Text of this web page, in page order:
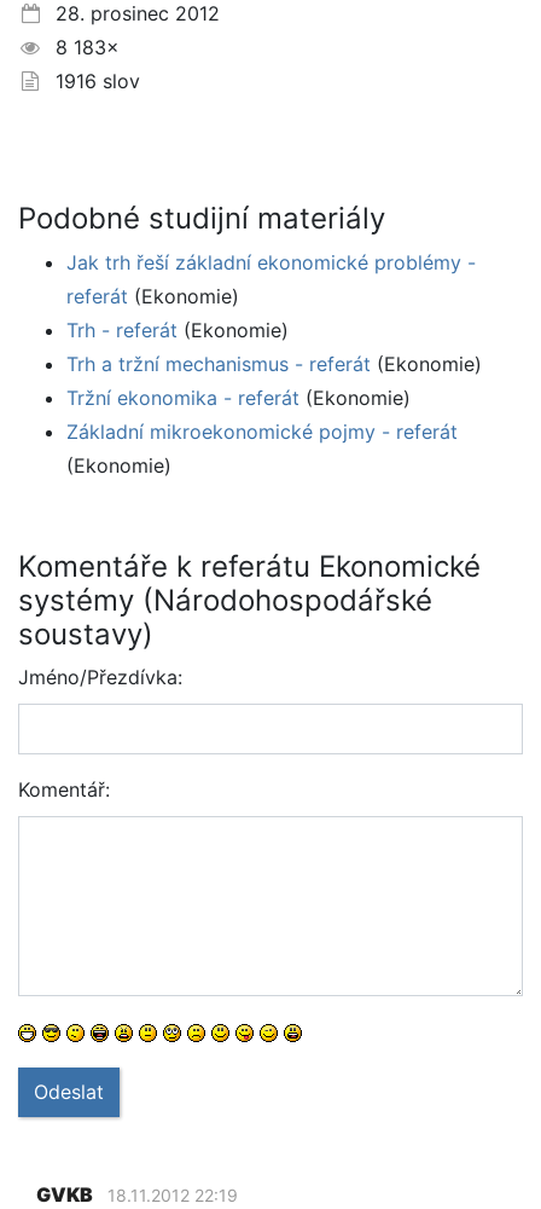
28. prosinec 2012
8 183×
1916 slov
Podobné studijní materiály
Jak trh řeší základní ekonomické problémy -
referát (Ekonomie)
Trh - referát (Ekonomie)
Trh a tržní mechanismus - referát (Ekonomie)
Tržní ekonomika - referát (Ekonomie)
Základní mikroekonomické pojmy - referát
(Ekonomie)
Komentáře k referátu Ekonomické
systémy (Národohospodářské
soustavy)
Jméno/Přezdívka:
Komentář:
Odeslat
GVKB 18.11.2012 22:19